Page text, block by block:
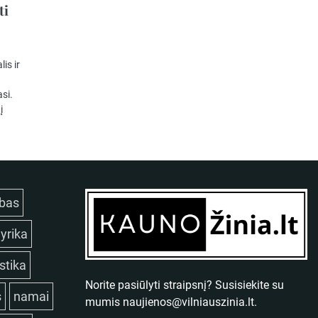
ir
namai
Norite pasiūlyti straipsnį? Susisiekite su
mumis naujienos@vilniauszinia.lt.